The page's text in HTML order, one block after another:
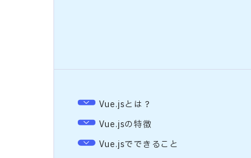
Vue.jsとは？
Vue.jsの特徴
Vue.jsでできること